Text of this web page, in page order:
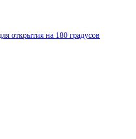
открытия на 180 градусов